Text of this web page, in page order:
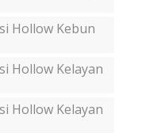
Hollow Kebun
Hollow Kelayan
Hollow Kelayan